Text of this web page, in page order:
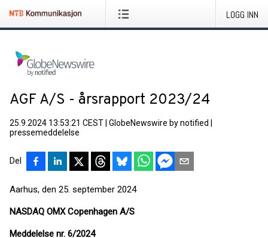
LOGG INN
AGF A/S - årsrapport 2023/24
25.9.2024 13:53:21 CEST GlobeNewswire by notified
pressemeddelelse
Del
Aarhus, den 25. september 2024
NASDAQ OMX Copenhagen A/S
Meddelelse nr. 6/2024